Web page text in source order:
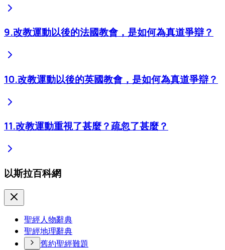
9.改教運動以後的法國教會，是如何為真道爭辯？
10.改教運動以後的英國教會，是如何為真道爭辯？
11.改教運動重視了甚麼？疏忽了甚麼？
以斯拉百科網
聖經人物辭典
聖經地理辭典
舊約聖經難題